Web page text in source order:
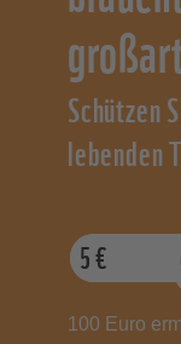
Schützen
lebenden
5€
100 Euro